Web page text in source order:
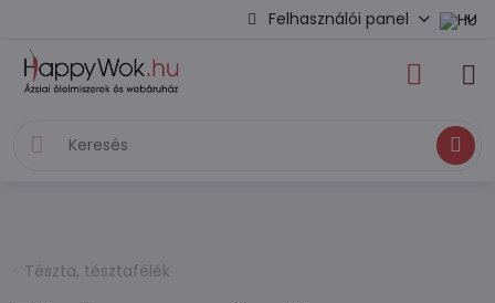
Felhasználói panel
Keresés
Tészta, tésztafélék